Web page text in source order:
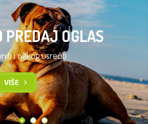
PREDAJ OGLAS
i nekog usrećiti
VIŠE